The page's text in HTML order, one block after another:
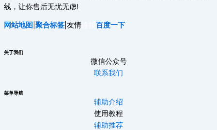
线，让你售后无忧无虑!
网站地图 聚合标签 |友情 百度一下
关于我们
微信公众号
联系我们
菜单导航
辅助介绍
使用教程
辅助推荐